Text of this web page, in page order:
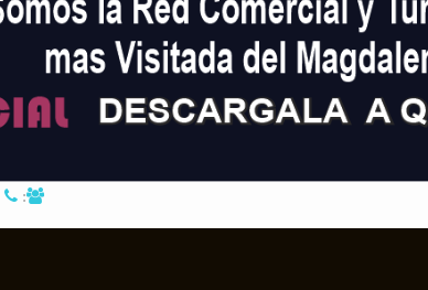
: